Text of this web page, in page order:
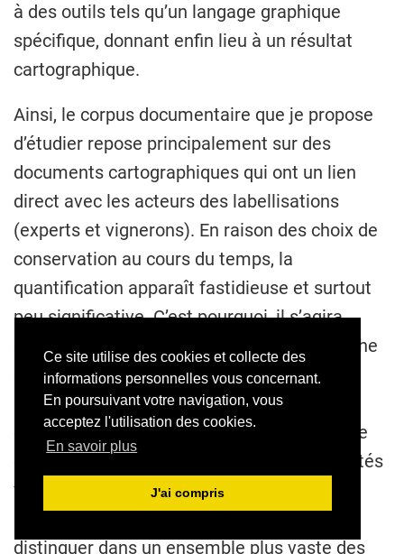
Ce site utilise des cookies et collecte des
informations personnelles vous concernant.
En poursuivant votre navigation, vous
acceptez l'utilisation des cookies.
En savoir plus
J'ai compris
à des outils tels qu’un langage graphique
spécifique, donnant enfin lieu à un résultat
cartographique.
Ainsi, le corpus documentaire que je propose
d’étudier repose principalement sur des
documents cartographiques qui ont un lien
direct avec les acteurs des labellisations
(experts et vignerons). En raison des choix de
conservation au cours du temps, la
quantification apparaît fastidieuse et surtout
peu significative. C’est pourquoi, il s’agira
d’appréhender ces cartes selon une approche
qualitative, par théorisation ancrée, afin de
proposer l’éventail des documents
cartographiques à différentes échelles et de
caractériser les constructions de ces identités
vitivinicoles méridionales voire
distinguer dans un ensemble plus vaste des